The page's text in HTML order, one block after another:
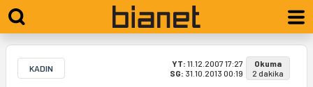
KADIN YT: 11.12.2007 17:27
SG: 31.10.2013 00:19
Okuma
2 dakika